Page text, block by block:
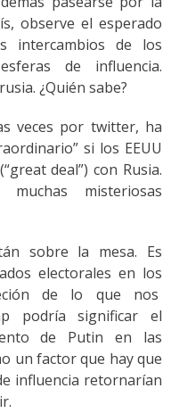
observe el esperado
intercambios de los
de influencia.
¿Quién sabe?
veces por twitter, ha
si los EEUU
deal”) con Rusia.
misteriosas
sobre la mesa. Es
electorales en los
de lo que nos
podría significar el
de Putin en las
un factor que hay que
influencia retornarían